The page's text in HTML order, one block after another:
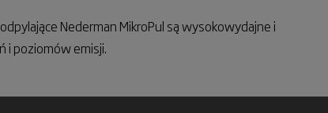
Nederman MikroPul są wysokowydajne i
i poziomów emisji.